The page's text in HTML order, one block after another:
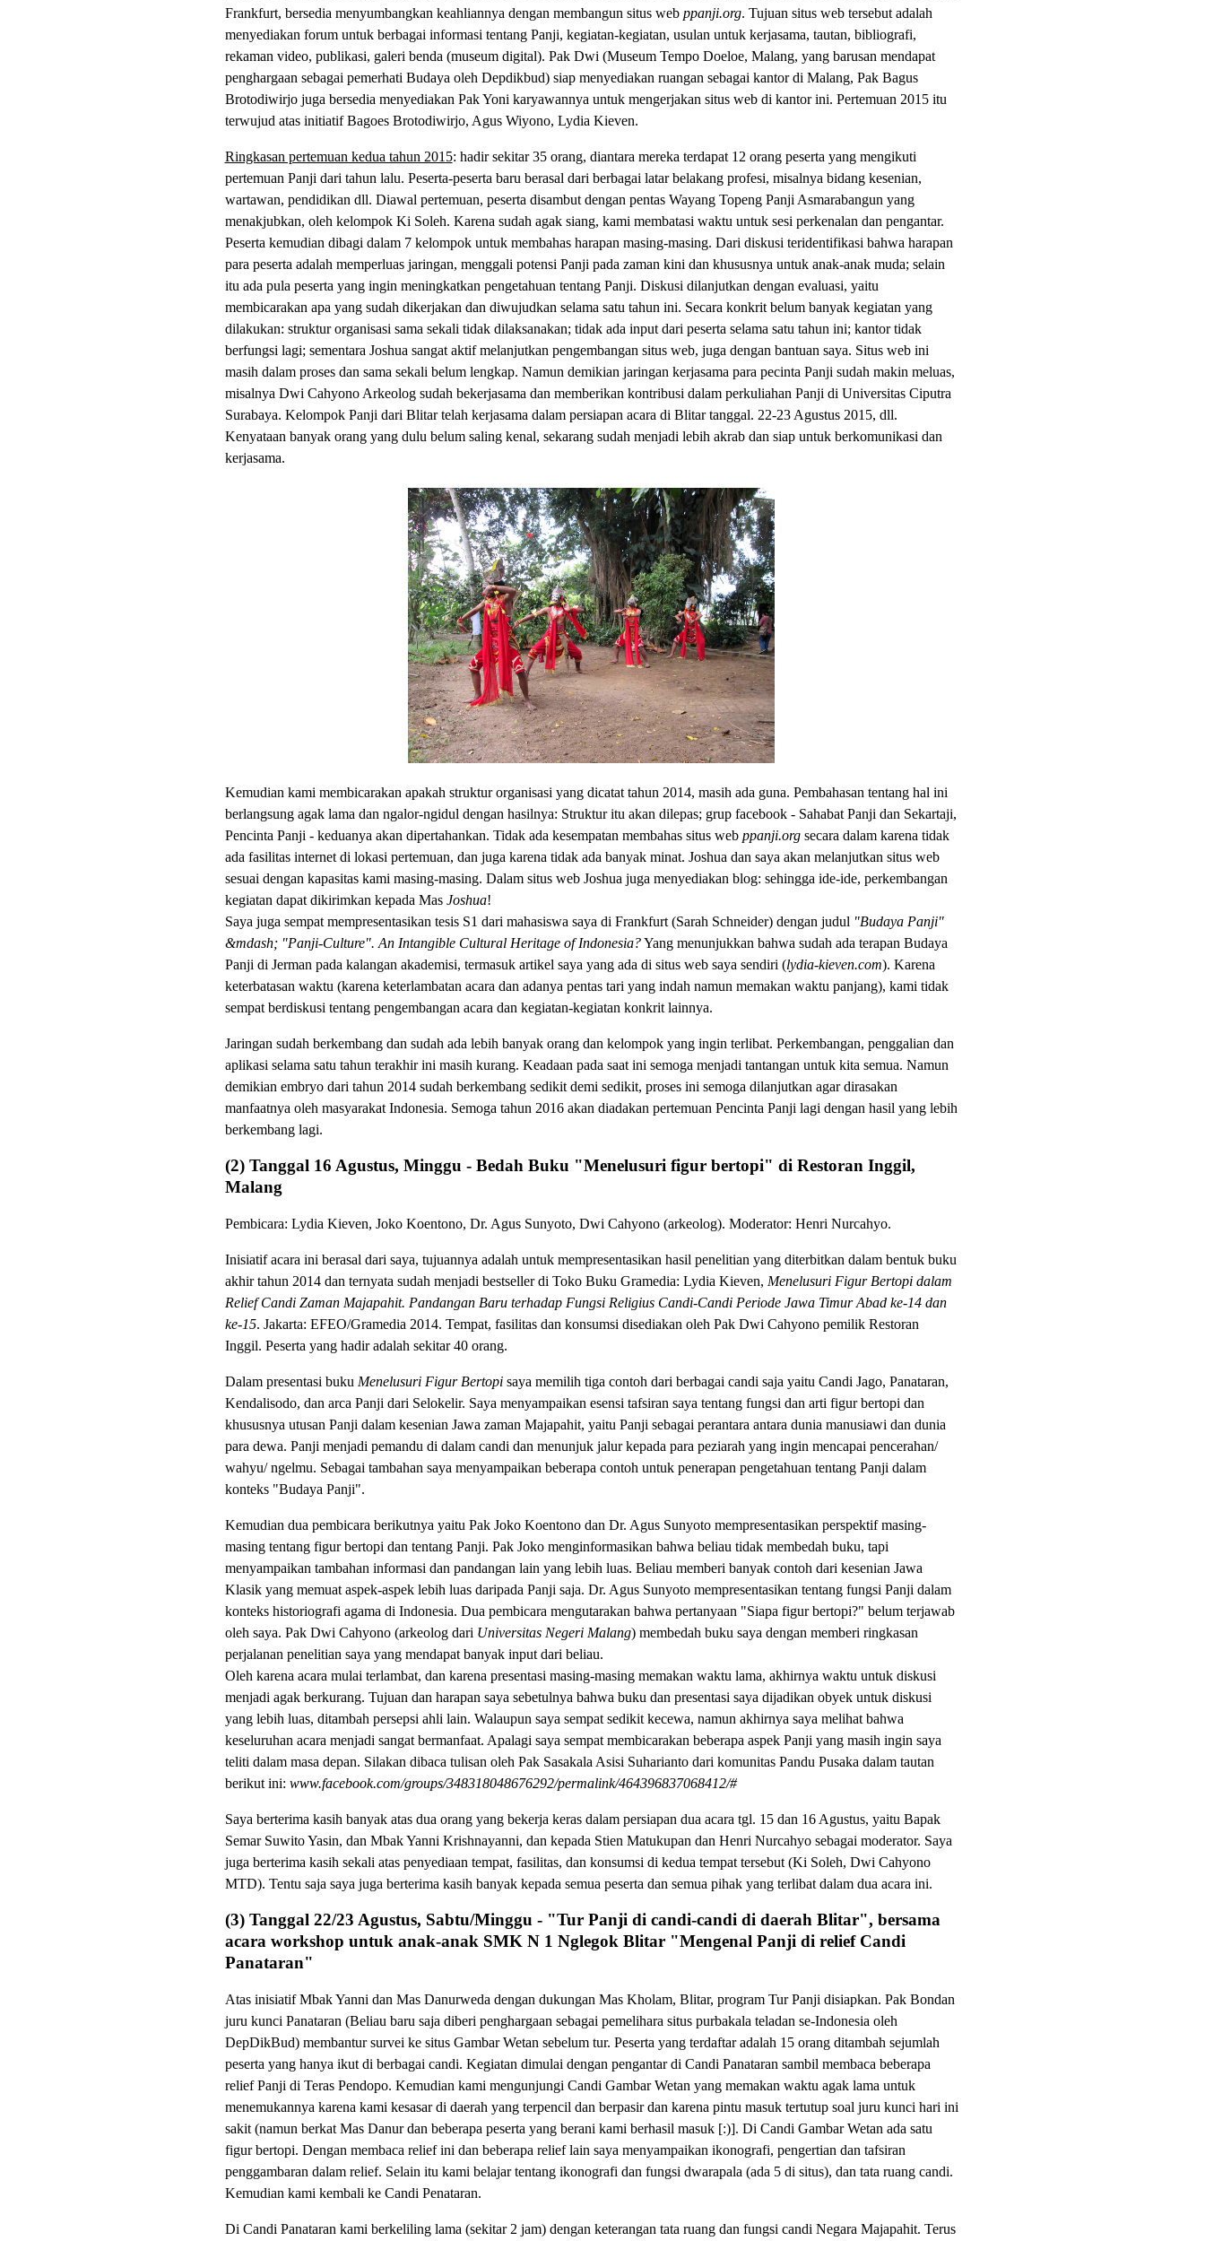
Frankfurt, bersedia menyumbangkan keahliannya dengan membangun situs web ppanji.org. Tujuan situs web tersebut adalah
menyediakan forum untuk berbagai informasi tentang Panji, kegiatan-kegiatan, usulan untuk kerjasama, tautan, bibliografi,
rekaman video, publikasi, galeri benda (museum digital). Pak Dwi (Museum Tempo Doeloe, Malang, yang barusan mendapat
penghargaan sebagai pemerhati Budaya oleh Depdikbud) siap menyediakan ruangan sebagai kantor di Malang, Pak Bagus
Brotodiwirjo juga bersedia menyediakan Pak Yoni karyawannya untuk mengerjakan situs web di kantor ini. Pertemuan 2015 itu
terwujud atas initiatif Bagoes Brotodiwirjo, Agus Wiyono, Lydia Kieven.
Ringkasan pertemuan kedua tahun 2015: hadir sekitar 35 orang, diantara mereka terdapat 12 orang peserta yang mengikuti
pertemuan Panji dari tahun lalu. Peserta-peserta baru berasal dari berbagai latar belakang profesi, misalnya bidang kesenian,
wartawan, pendidikan dll. Diawal pertemuan, peserta disambut dengan pentas Wayang Topeng Panji Asmarabangun yang
menakjubkan, oleh kelompok Ki Soleh. Karena sudah agak siang, kami membatasi waktu untuk sesi perkenalan dan pengantar.
Peserta kemudian dibagi dalam 7 kelompok untuk membahas harapan masing-masing. Dari diskusi teridentifikasi bahwa harapan
para peserta adalah memperluas jaringan, menggali potensi Panji pada zaman kini dan khususnya untuk anak-anak muda; selain
itu ada pula peserta yang ingin meningkatkan pengetahuan tentang Panji. Diskusi dilanjutkan dengan evaluasi, yaitu
membicarakan apa yang sudah dikerjakan dan diwujudkan selama satu tahun ini. Secara konkrit belum banyak kegiatan yang
dilakukan: struktur organisasi sama sekali tidak dilaksanakan; tidak ada input dari peserta selama satu tahun ini; kantor tidak
berfungsi lagi; sementara Joshua sangat aktif melanjutkan pengembangan situs web, juga dengan bantuan saya. Situs web ini
masih dalam proses dan sama sekali belum lengkap. Namun demikian jaringan kerjasama para pecinta Panji sudah makin meluas,
misalnya Dwi Cahyono Arkeolog sudah bekerjasama dan memberikan kontribusi dalam perkuliahan Panji di Universitas Ciputra
Surabaya. Kelompok Panji dari Blitar telah kerjasama dalam persiapan acara di Blitar tanggal. 22-23 Agustus 2015, dll.
Kenyataan banyak orang yang dulu belum saling kenal, sekarang sudah menjadi lebih akrab dan siap untuk berkomunikasi dan
kerjasama.
Kemudian kami membicarakan apakah struktur organisasi yang dicatat tahun 2014, masih ada guna. Pembahasan tentang hal ini
berlangsung agak lama dan ngalor-ngidul dengan hasilnya: Struktur itu akan dilepas; grup facebook - Sahabat Panji dan Sekartaji,
Pencinta Panji - keduanya akan dipertahankan. Tidak ada kesempatan membahas situs web ppanji.orgsecara dalam karena tidak
ada fasilitas internet di lokasi pertemuan, dan juga karena tidak ada banyak minat. Joshua dan saya akan melanjutkan situs web
sesuai dengan kapasitas kami masing-masing. Dalam situs web Joshua juga menyediakan blog: sehingga ide-ide, perkembangan
kegiatan dapat dikirimkan kepada Mas Joshua!
Saya juga sempat mempresentasikan tesis S1 dari mahasiswa saya di Frankfurt (Sarah Schneider) dengan judul "Budaya Panji"
&mdash; "Panji-Culture". An Intangible Cultural Heritage of Indonesia?Yang menunjukkan bahwa sudah ada terapan Budaya
Panji di Jerman pada kalangan akademisi, termasuk artikel saya yang ada di situs web saya sendiri (lydia-kieven.com). Karena
keterbatasan waktu (karena keterlambatan acara dan adanya pentas tari yang indah namun memakan waktu panjang), kami tidak
sempat berdiskusi tentang pengembangan acara dan kegiatan-kegiatan konkrit lainnya.
Jaringan sudah berkembang dan sudah ada lebih banyak orang dan kelompok yang ingin terlibat. Perkembangan, penggalian dan
aplikasi selama satu tahun terakhir ini masih kurang. Keadaan pada saat ini semoga menjadi tantangan untuk kita semua. Namun
demikian embryo dari tahun 2014 sudah berkembang sedikit demi sedikit, proses ini semoga dilanjutkan agar dirasakan
manfaatnya oleh masyarakat Indonesia. Semoga tahun 2016 akan diadakan pertemuan Pencinta Panji lagi dengan hasil yang lebih
berkembang lagi.
(2) Tanggal 16 Agustus, Minggu - Bedah Buku "Menelusuri figur bertopi" di Restoran Inggil,
Malang
Pembicara: Lydia Kieven, Joko Koentono, Dr. Agus Sunyoto, Dwi Cahyono (arkeolog). Moderator: Henri Nurcahyo.
Inisiatif acara ini berasal dari saya, tujuannya adalah untuk mempresentasikan hasil penelitian yang diterbitkan dalam bentuk buku
akhir tahun 2014 dan ternyata sudah menjadi bestseller di Toko Buku Gramedia: Lydia Kieven, Menelusuri Figur Bertopi dalam
Relief Candi Zaman Majapahit. Pandangan Baru terhadap Fungsi Religius Candi-Candi Periode Jawa Timur Abad ke-14 dan
ke-15. Jakarta: EFEO/Gramedia 2014. Tempat, fasilitas dan konsumsi disediakan oleh Pak Dwi Cahyono pemilik Restoran
Inggil. Peserta yang hadir adalah sekitar 40 orang.
Dalam presentasi buku Menelusuri Figur Bertopisaya memilih tiga contoh dari berbagai candi saja yaitu Candi Jago, Panataran,
Kendalisodo, dan arca Panji dari Selokelir. Saya menyampaikan esensi tafsiran saya tentang fungsi dan arti figur bertopi dan
khususnya utusan Panji dalam kesenian Jawa zaman Majapahit, yaitu Panji sebagai perantara antara dunia manusiawi dan dunia
para dewa. Panji menjadi pemandu di dalam candi dan menunjuk jalur kepada para peziarah yang ingin mencapai pencerahan/
wahyu/ ngelmu. Sebagai tambahan saya menyampaikan beberapa contoh untuk penerapan pengetahuan tentang Panji dalam
konteks "Budaya Panji".
Kemudian dua pembicara berikutnya yaitu Pak Joko Koentono dan Dr. Agus Sunyoto mempresentasikan perspektif masing-
masing tentang figur bertopi dan tentang Panji. Pak Joko menginformasikan bahwa beliau tidak membedah buku, tapi
menyampaikan tambahan informasi dan pandangan lain yang lebih luas. Beliau memberi banyak contoh dari kesenian Jawa
Klasik yang memuat aspek-aspek lebih luas daripada Panji saja. Dr. Agus Sunyoto mempresentasikan tentang fungsi Panji dalam
konteks historiografi agama di Indonesia. Dua pembicara mengutarakan bahwa pertanyaan "Siapa figur bertopi?" belum terjawab
oleh saya. Pak Dwi Cahyono (arkeolog dari Universitas Negeri Malang) membedah buku saya dengan memberi ringkasan
perjalanan penelitian saya yang mendapat banyak input dari beliau.
Oleh karena acara mulai terlambat, dan karena presentasi masing-masing memakan waktu lama, akhirnya waktu untuk diskusi
menjadi agak berkurang. Tujuan dan harapan saya sebetulnya bahwa buku dan presentasi saya dijadikan obyek untuk diskusi
yang lebih luas, ditambah persepsi ahli lain. Walaupun saya sempat sedikit kecewa, namun akhirnya saya melihat bahwa
keseluruhan acara menjadi sangat bermanfaat. Apalagi saya sempat membicarakan beberapa aspek Panji yang masih ingin saya
teliti dalam masa depan. Silakan dibaca tulisan oleh Pak Sasakala Asisi Suharianto dari komunitas Pandu Pusaka dalam tautan
berikut ini: www.facebook.com/groups/348318048676292/permalink/464396837068412/#
Saya berterima kasih banyak atas dua orang yang bekerja keras dalam persiapan dua acara tgl. 15 dan 16 Agustus, yaitu Bapak
Semar Suwito Yasin, dan Mbak Yanni Krishnayanni, dan kepada Stien Matukupan dan Henri Nurcahyo sebagai moderator. Saya
juga berterima kasih sekali atas penyediaan tempat, fasilitas, dan konsumsi di kedua tempat tersebut (Ki Soleh, Dwi Cahyono
MTD). Tentu saja saya juga berterima kasih banyak kepada semua peserta dan semua pihak yang terlibat dalam dua acara ini.
(3) Tanggal 22/23 Agustus, Sabtu/Minggu - "Tur Panji di candi-candi di daerah Blitar", bersama
acara workshop untuk anak-anak SMK N 1 Nglegok Blitar "Mengenal Panji di relief Candi
Panataran"
Atas inisiatif Mbak Yanni dan Mas Danurweda dengan dukungan Mas Kholam, Blitar, program Tur Panji disiapkan. Pak Bondan
juru kunci Panataran (Beliau baru saja diberi penghargaan sebagai pemelihara situs purbakala teladan se-Indonesia oleh
DepDikBud) membantur survei ke situs Gambar Wetan sebelum tur. Peserta yang terdaftar adalah 15 orang ditambah sejumlah
peserta yang hanya ikut di berbagai candi. Kegiatan dimulai dengan pengantar di Candi Panataran sambil membaca beberapa
relief Panji di Teras Pendopo. Kemudian kami mengunjungi Candi Gambar Wetan yang memakan waktu agak lama untuk
menemukannya karena kami kesasar di daerah yang terpencil dan berpasir dan karena pintu masuk tertutup soal juru kunci hari ini
sakit (namun berkat Mas Danur dan beberapa peserta yang berani kami berhasil masuk [:)]. Di Candi Gambar Wetan ada satu
figur bertopi. Dengan membaca relief ini dan beberapa relief lain saya menyampaikan ikonografi, pengertian dan tafsiran
penggambaran dalam relief. Selain itu kami belajar tentang ikonografi dan fungsi dwarapala (ada 5 di situs), dan tata ruang candi.
Kemudian kami kembali ke Candi Penataran.
Di Candi Panataran kami berkeliling lama (sekitar 2 jam) dengan keterangan tata ruang dan fungsi candi Negara Majapahit. Terus